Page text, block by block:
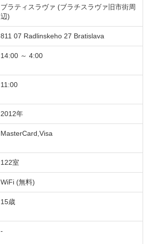
ブラティスラヴァ (ブラチスラヴァ旧市街周
辺)
811 07 Radlinskeho 27 Bratislava
14:00 ～ 4:00
11:00
2012年
MasterCard,Visa
122室
WiFi (無料)
15歳
-